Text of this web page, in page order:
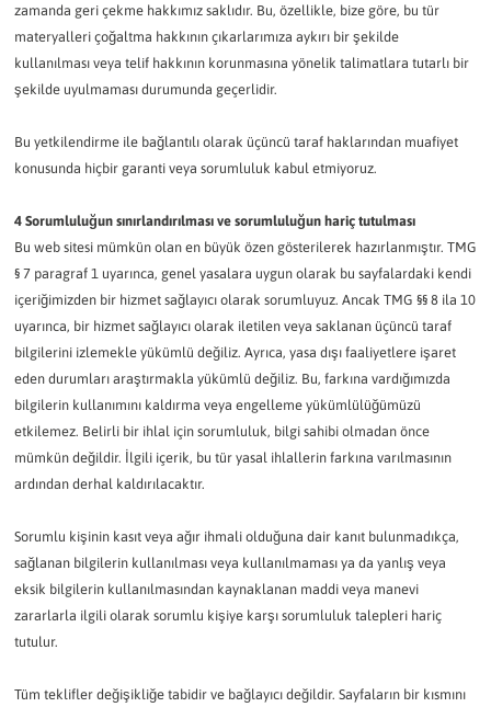
zamanda geri çekme hakkımız saklıdır. Bu, özellikle, bize göre, bu tür
materyalleri çoğaltma hakkının çıkarlarımıza aykırı bir şekilde
kullanılması veya telif hakkının korunmasına yönelik talimatlara tutarlı bir
şekilde uyulmaması durumunda geçerlidir.
Bu yetkilendirme ile bağlantılı olarak üçüncü taraf haklarından muafiyet
konusunda hiçbir garanti veya sorumluluk kabul etmiyoruz.
4 Sorumluluğun sınırlandırılması ve sorumluluğun hariç tutulması
Bu web sitesi mümkün olan en büyük özen gösterilerek hazırlanmıştır. TMG
§ 7 paragraf 1 uyarınca, genel yasalara uygun olarak bu sayfalardaki kendi
içeriğimizden bir hizmet sağlayıcı olarak sorumluyuz. Ancak TMG §§ 8 ila 10
uyarınca, bir hizmet sağlayıcı olarak iletilen veya saklanan üçüncü taraf
bilgilerini izlemekle yükümlü değiliz. Ayrıca, yasa dışı faaliyetlere işaret
eden durumları araştırmakla yükümlü değiliz. Bu, farkına vardığımızda
bilgilerin kullanımını kaldırma veya engelleme yükümlülüğümüzü
etkilemez. Belirli bir ihlal için sorumluluk, bilgi sahibi olmadan önce
mümkün değildir. İlgili içerik, bu tür yasal ihlallerin farkına varılmasının
ardından derhal kaldırılacaktır.
Sorumlu kişinin kasıt veya ağır ihmali olduğuna dair kanıt bulunmadıkça,
sağlanan bilgilerin kullanılması veya kullanılmaması ya da yanlış veya
eksik bilgilerin kullanılmasından kaynaklanan maddi veya manevi
zararlarla ilgili olarak sorumlu kişiye karşı sorumluluk talepleri hariç
tutulur.
Tüm teklifler değişikliğe tabidir ve bağlayıcı değildir. Sayfaların bir kısmını